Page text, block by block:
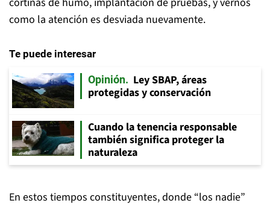
como la atención es desviada nuevamente.
Te puede interesar
Opinión
Ley SBAP, áreas
protegidas y conservación
Cuando la tenencia responsable
también significa proteger la
naturaleza
En estos tiempos constituyentes, donde “los nadie”